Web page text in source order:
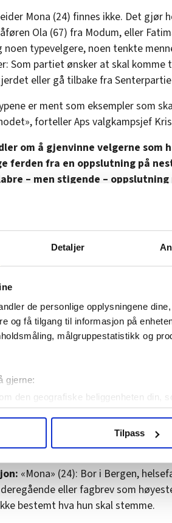
Detaljer
de personlige opplysningene
og få tilgang til informasjon på
målgruppestatistikk og
gjerne:
den geografiske beliggenheten
ved å aktivt skanne den for
hvordan dine personlige data
hk-nytt.no og
slik at vi tilby relevant innhold,
du bruker nettstedet med LO
Tilpass
Mona (24) finnes ikke. Det gjør
Ola (67) fra Modum, eller
noen typevelgere, noen tenkte
Som partiet ønsker at skal komme
eller gå tilbake fra
er ment som eksempler som
forteller Aps valgkampsjef
om å gjenvinne velgerne som
ferden fra en oppslutning på
– men stigende –
til å huske på det, og for å
til å lykkes?
oss for å sjekke med de fem
typene. For å få svar på et stort
og sett av våre politikere?
«Mona» (24): Bor i Bergen,
eller fagbrev som
bestemt hva hun skal stemme.